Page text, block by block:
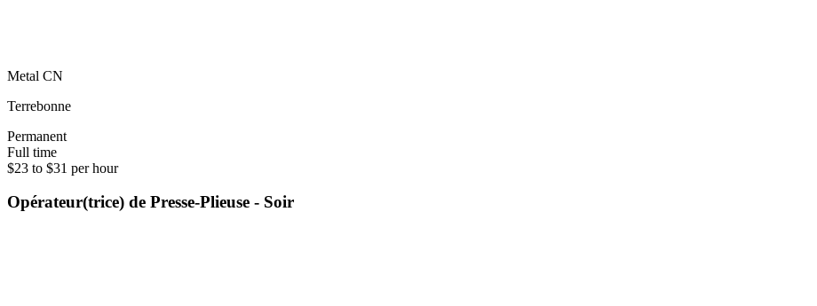
Metal CN
Terrebonne
Permanent
Full time
$23 to $31 per hour
Opérateur(trice) de Presse-Plieuse - Soir